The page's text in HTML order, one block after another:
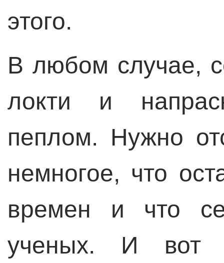
этого.
В любом случае,
локти и
пеплом. Нужно
немногое, что
времен и что
ученых. И вот